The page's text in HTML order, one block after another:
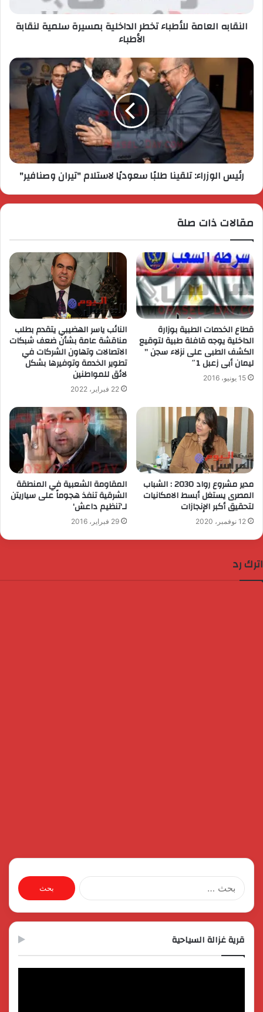
النقابه العامة للأطباء تخطر الداخلية بمسيرة سلمية لنقابة
الأطباء
رئيس الوزراء: تلقينا طلبًا سعوديًا لاستلام "تيران وصنافير"
مقالات ذات صلة
قطاع الخدمات الطبية بوزارة
الداخلية يوجه قافلة طبية لتوقيع
الكشف الطبى على نزلاء سجن ”
ليمان أبى زعبل 1″
15 يونيو، 2016
النائب ياسر الهضيبي يتقدم بطلب
مناقشة عامة بشأن ضعف شبكات
الاتصالات وتهاون الشركات في
تطوير الخدمة وتوفيرها بشكل
لائق للمواطنين
22 فبراير، 2022
مدير مشروع رواد 2030 : الشباب
المصرى يستغل أبسط الامكانيات
لتحقيق أكبر الإنجازات
12 نوفمبر، 2020
المقاومة الشعبية في المنطقة
الشرقية تنفذ هجوماً على سياريتن
لـ‘تنظيم داعش‘
29 فبراير، 2016
اترك رد
البحث
عن:
قرية غزالة السياحية